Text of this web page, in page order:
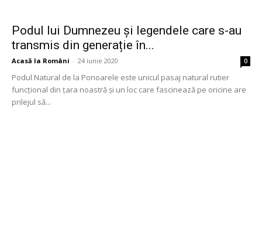
Podul lui Dumnezeu și legendele care s-au
transmis din generație în...
Acasă la Români - 24 iunie 2020 0
Podul Natural de la Ponoarele este unicul pasaj natural rutier
funcțional din țara noastră și un loc care fascinează pe oricine are
prilejul să...